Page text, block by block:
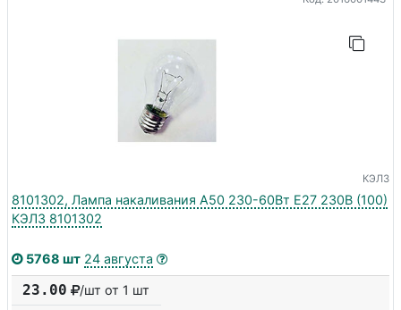
КЭЛЗ
8101302, Лампа накаливания А50 230-60Вт E27 230В (100)
КЭЛЗ 8101302
5768 шт 24 августа
23.00 /шт от 1 шт